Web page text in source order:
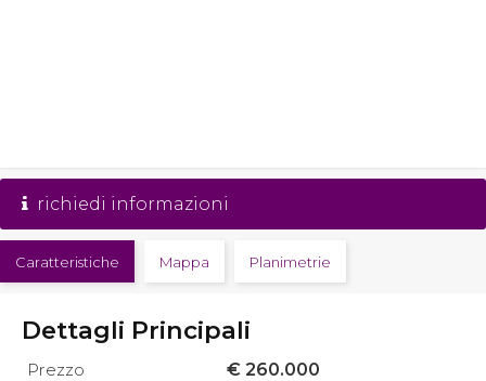
richiedi informazioni
Caratteristiche Mappa Planimetrie
Dettagli Principali
Prezzo
€ 260.000